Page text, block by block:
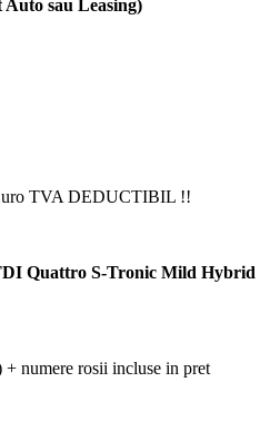
sau Leasing)
TVA DEDUCTIBIL !!
Quattro S-Tronic Mild Hybrid
numere rosii incluse in pret